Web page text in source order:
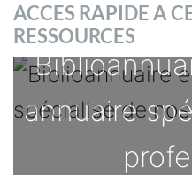
ACCES RAPIDE A
RESSOURCES
annuaire